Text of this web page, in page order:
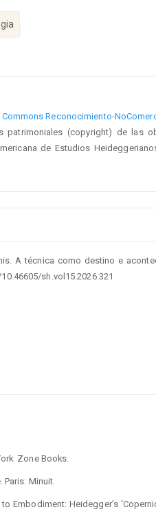
Commons Reconocimiento-
patrimoniales (copyright) de las
de Estudios
A técnica como destino e
sh.vol15.2026.321
Zone Books.
Paris: Minuit.
Embodiment: Heidegger’s